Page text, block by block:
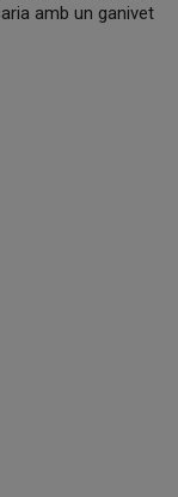
amb un ganivet